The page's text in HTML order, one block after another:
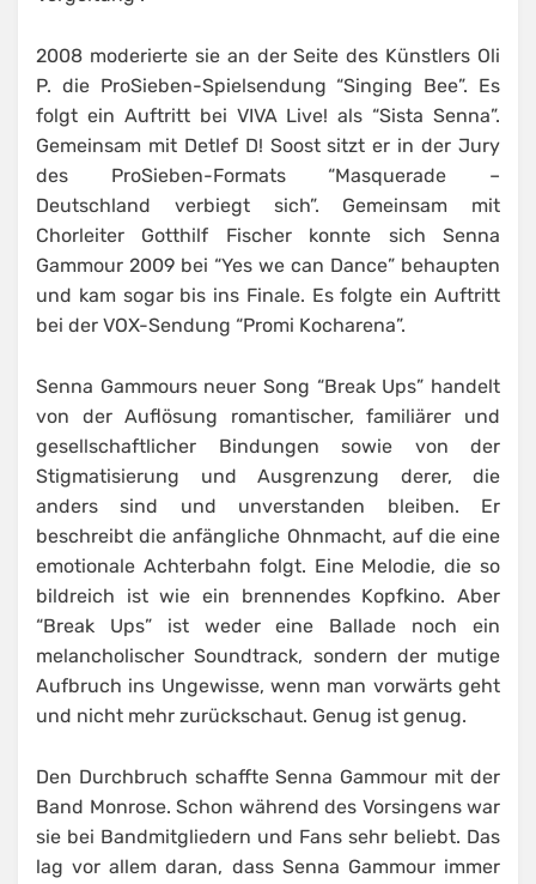
2008 moderierte sie an der Seite des Künstlers Oli
P. die ProSieben-Spielsendung “Singing Bee”. Es
folgt ein Auftritt bei VIVA Live! als “Sista Senna”.
Gemeinsam mit Detlef D! Soost sitzt er in der Jury
des ProSieben-Formats “Masquerade –
Deutschland verbiegt sich”. Gemeinsam mit
Chorleiter Gotthilf Fischer konnte sich Senna
Gammour 2009 bei “Yes we can Dance” behaupten
und kam sogar bis ins Finale. Es folgte ein Auftritt
bei der VOX-Sendung “Promi Kocharena”.
Senna Gammours neuer Song “Break Ups” handelt
von der Auflösung romantischer, familiärer und
gesellschaftlicher Bindungen sowie von der
Stigmatisierung und Ausgrenzung derer, die
anders sind und unverstanden bleiben. Er
beschreibt die anfängliche Ohnmacht, auf die eine
emotionale Achterbahn folgt. Eine Melodie, die so
bildreich ist wie ein brennendes Kopfkino. Aber
“Break Ups” ist weder eine Ballade noch ein
melancholischer Soundtrack, sondern der mutige
Aufbruch ins Ungewisse, wenn man vorwärts geht
und nicht mehr zurückschaut. Genug ist genug.
Den Durchbruch schaffte Senna Gammour mit der
Band Monrose. Schon während des Vorsingens war
sie bei Bandmitgliedern und Fans sehr beliebt. Das
lag vor allem daran, dass Senna Gammour immer